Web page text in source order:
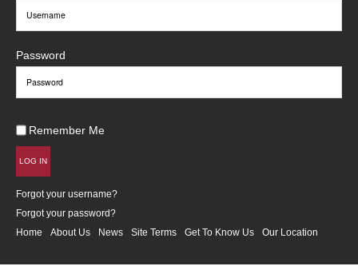
Password
Remember Me
LOG IN
Forgot your username?
Forgot your password?
Home
About Us News Site Terms Get To Know Us Our Location